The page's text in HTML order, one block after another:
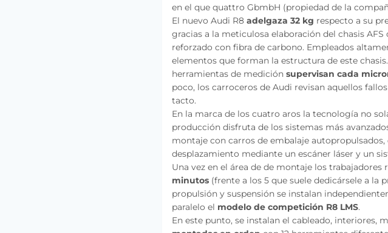
en el que quattro GbmbH (propiedad de la
El nuevo Audi R8 adelgaza 32 kg respecto a su
gracias a la meticulosa elaboración del chasis
reforzado con fibra de carbono. Empleados
elementos que forman la estructura de este
herramientas de medición supervisan cada
poco, los carroceros de Audi revisan aquellos
tacto.
En la marca de los cuatro aros la tecnología no
producción disfruta de los sistemas más
montaje con carros de embalaje
desplazamiento mediante un escáner láser y un
Una vez en el área de de montaje los
minutos (frente a los 5 que suele dedicársele a la
propulsión y suspensión se instalan
paralelo el modelo de competición R8 LMS.
En este punto, se instalan el cableado, interiores,